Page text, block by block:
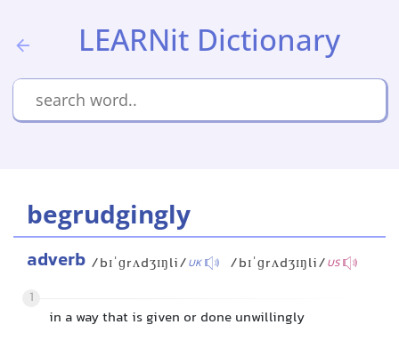
LEARNit Dictionary
begrudgingly
adverb /bɪˈɡrʌdʒɪŋli/UK /bɪˈɡrʌdʒɪŋli/US
1
in a way that is given or done unwillingly